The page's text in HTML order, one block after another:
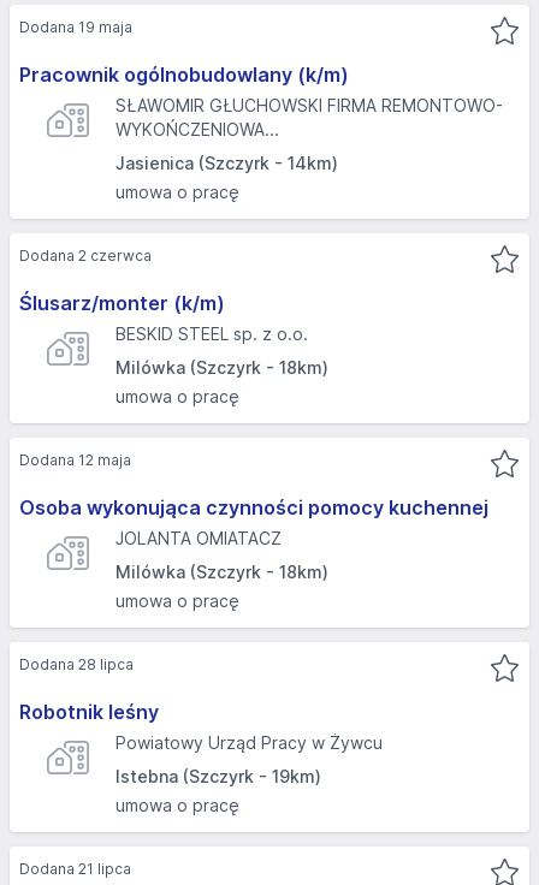
Pracownik ogólnobudowlany (k/m)
SŁAWOMIR GŁUCHOWSKI FIRMA REMONTOWO-
WYKOŃCZENIOWA...
Jasienica (Szczyrk - 14km)
umowa o pracę
Dodana 19 maja
Ślusarz/monter (k/m)
BESKID STEEL sp. z o.o.
Milówka (Szczyrk - 18km)
umowa o pracę
Dodana 2 czerwca
Osoba wykonująca czynności pomocy kuchennej
JOLANTA OMIATACZ
Milówka (Szczyrk - 18km)
umowa o pracę
Dodana 12 maja
Robotnik leśny
Powiatowy Urząd Pracy w Żywcu
Istebna (Szczyrk - 19km)
umowa o pracę
Dodana 28 lipca
Dodana 21 lipca